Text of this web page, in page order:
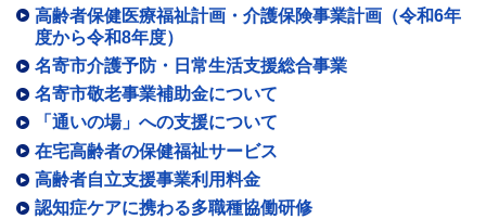
高齢者保健医療福祉計画・介護保険事業計画（令和6年
度から令和8年度）
名寄市介護予防・日常生活支援総合事業
名寄市敬老事業補助金について
「通いの場」への支援について
在宅高齢者の保健福祉サービス
高齢者自立支援事業利用料金
認知症ケアに携わる多職種協働研修